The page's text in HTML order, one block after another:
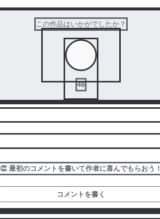
この作品はいかがでしたか？
46
👏 最初のコメントを書いて作者に喜んでもらおう！
コメントを書く